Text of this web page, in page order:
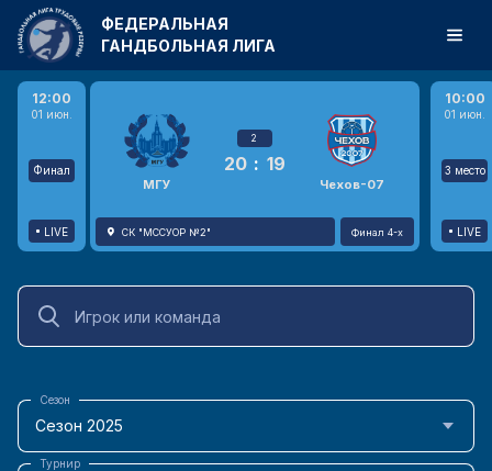
12:00
01 июн.
Финал
LIVE
МГУ
2
20 : 19
Чехов-07
СК "МССУОР №2" Финал 4-х
10:00
01 июн.
3 место
LIVE
ФЕДЕРАЛЬНАЯ
ГАНДБОЛЬНАЯ ЛИГА
Сезон 2025
Сезон
Турнир